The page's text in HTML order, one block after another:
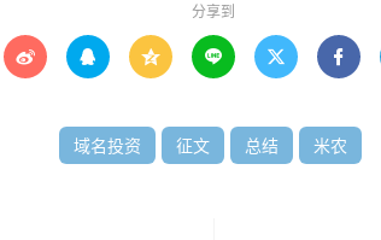
分享到
     
域名投资 征文 总结 米农